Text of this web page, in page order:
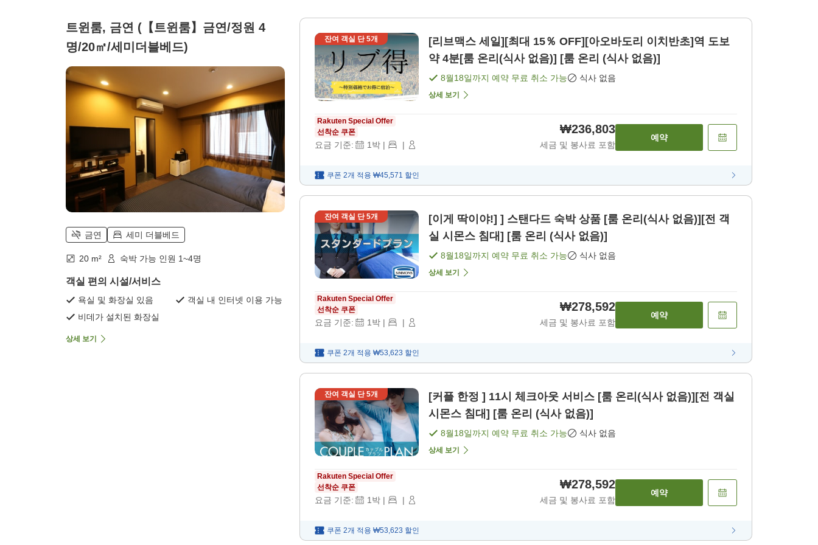
트윈룸, 금연 (【트윈룸】금연/정원 4
명/20㎡/세미더블베드)
금연 세미 더블베드
20 m² 숙박 가능 인원 1~4명
객실 편의 시설/서비스
욕실 및 화장실 있음
객실 내 인터넷 이용 가능
비데가 설치된 화장실
상세 보기
잔여 객실 단5개
[리브맥스 세일][최대 15％ OFF][아오바도리 이치반초]역 도보
약 4분[룸 온리(식사 없음)] [룸 온리 (식사 없음)]
8월18일까지 예약 무료 취소 가능 식사 없음
상세 보기
Rakuten Special Offer
선착순 쿠폰
요금 기준: 1박 | |
₩236,803
세금 및 봉사료 포함
예약
쿠폰 2개 적용 ₩45,571 할인
잔여 객실 단5개
[이게 딱이야!] ] 스탠다드 숙박 상품 [룸 온리(식사 없음)][전 객
실 시몬스 침대] [룸 온리 (식사 없음)]
8월18일까지 예약 무료 취소 가능 식사 없음
상세 보기
Rakuten Special Offer
선착순 쿠폰
요금 기준: 1박 | |
₩278,592
세금 및 봉사료 포함
예약
쿠폰 2개 적용 ₩53,623 할인
잔여 객실 단5개
[커플 한정 ] 11시 체크아웃 서비스 [룸 온리(식사 없음)][전 객실
시몬스 침대] [룸 온리 (식사 없음)]
8월18일까지 예약 무료 취소 가능 식사 없음
상세 보기
Rakuten Special Offer
선착순 쿠폰
요금 기준: 1박 | |
₩278,592
세금 및 봉사료 포함
예약
쿠폰 2개 적용 ₩53,623 할인